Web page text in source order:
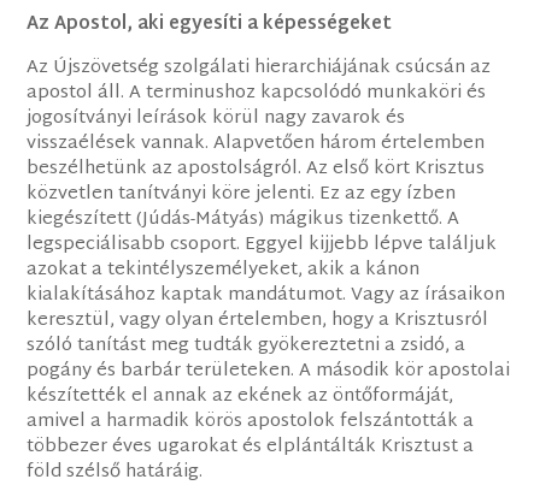
Az Apostol, aki egyesíti a képességeket
Az Újszövetség szolgálati hierarchiájának csúcsán az
apostol áll. A terminushoz kapcsolódó munkaköri és
jogosítványi leírások körül nagy zavarok és
visszaélések vannak. Alapvetően három értelemben
beszélhetünk az apostolságról. Az első kört Krisztus
közvetlen tanítványi köre jelenti. Ez az egy ízben
kiegészített (Júdás-Mátyás) mágikus tizenkettő. A
legspeciálisabb csoport. Eggyel kijjebb lépve találjuk
azokat a tekintélyszemélyeket, akik a kánon
kialakításához kaptak mandátumot. Vagy az írásaikon
keresztül, vagy olyan értelemben, hogy a Krisztusról
szóló tanítást meg tudták gyökereztetni a zsidó, a
pogány és barbár területeken. A második kör apostolai
készítették el annak az ekének az öntőformáját,
amivel a harmadik körös apostolok felszántották a
többezer éves ugarokat és elplántálták Krisztust a
föld szélső határáig.